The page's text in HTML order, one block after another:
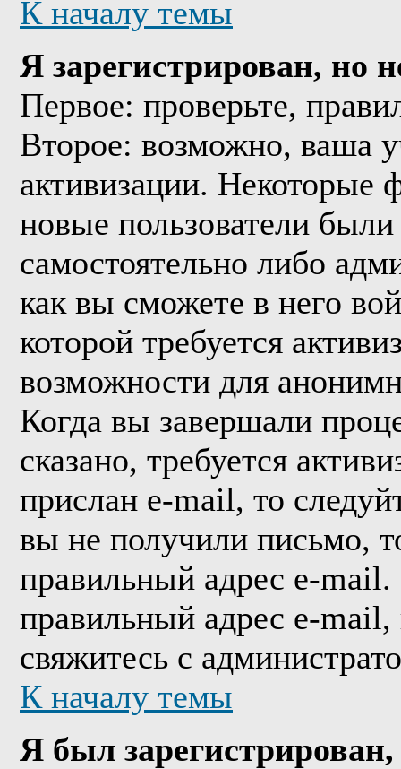
К началу темы
Я зарегистрирован, но
Первое: проверьте,
Второе: возможно, ваша
активизации. Некоторые
новые пользователи
самостоятельно либо
как вы сможете в него
которой требуется
возможности для
Когда вы завершали
сказано, требуется
прислан e-mail, то
вы не получили письмо,
правильный адрес e-
правильный адрес e-
свяжитесь с
К началу темы
Я был